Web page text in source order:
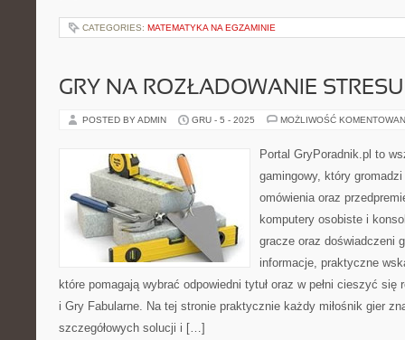
CATEGORIES: MATEMATYKA NA EGZAMINIE
GRY NA ROZŁADOWANIE STRESU
POSTED BY ADMIN GRU - 5 - 2025 MOŻLIWOŚĆ
Portal GryPoradnik.pl to
gamingowy, który
omówienia oraz
komputery osobiste i
gracze oraz doświadczeni
informacje, praktyczne
które pomagają wybrać odpowiedni tytuł oraz w pełni cieszyć
i Gry Fabularne. Na tej stronie praktycznie każdy miłośnik gier
szczegółowych solucji i […]